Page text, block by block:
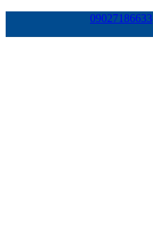
09027186633